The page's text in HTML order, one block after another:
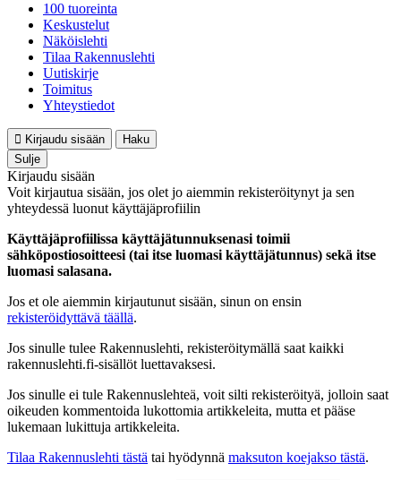
100 tuoreinta
Keskustelut
Näköislehti
Tilaa Rakennuslehti
Uutiskirje
Toimitus
Yhteystiedot
Kirjaudu sisään
Haku
Sulje
Kirjaudu sisään
Voit kirjautua sisään, jos olet jo aiemmin rekisteröitynyt ja sen
yhteydessä luonut käyttäjäprofiilin
Käyttäjäprofiilissa käyttäjätunnuksenasi toimii
sähköpostiosoitteesi (tai itse luomasi käyttäjätunnus) sekä itse
luomasi salasana.
Jos et ole aiemmin kirjautunut sisään, sinun on ensin
rekisteröidyttävä täällä.
Jos sinulle tulee Rakennuslehti, rekisteröitymällä saat kaikki
rakennuslehti.fi-sisällöt luettavaksesi.
Jos sinulle ei tule Rakennuslehteä, voit silti rekisteröityä, jolloin saat
oikeuden kommentoida lukottomia artikkeleita, mutta et pääse
lukemaan lukittuja artikkeleita.
Tilaa Rakennuslehti tästä tai hyödynnä maksuton koejakso tästä.